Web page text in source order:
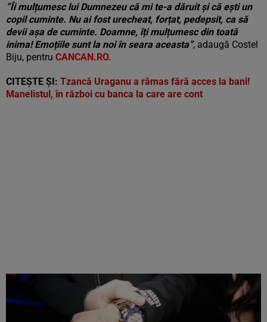
”Îi mulțumesc lui Dumnezeu că mi te-a dăruit și că ești un
copil cuminte. Nu ai fost urecheat, forțat, pedepsit, ca să
devii așa de cuminte. Doamne, îți mulțumesc din toată
inima! Emoțiile sunt la noi în seara aceasta”, adaugă Costel
Biju, pentru CANCAN.RO.
CITEȘTE ȘI: Tzancă Uraganu a rămas fără acces la bani!
Manelistul, în război cu banca la care are cont